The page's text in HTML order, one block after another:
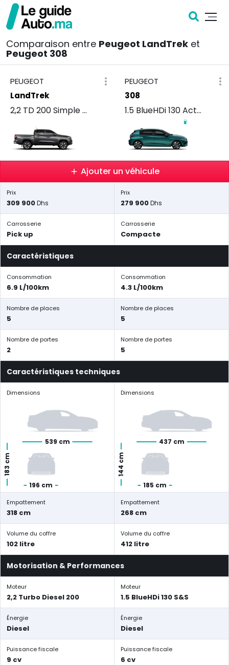
Comparaison entre Peugeot LandTrek et
Peugeot 308
PEUGEOT
LandTrek
2,2 TD 200 Simple Cabine 4x2 Pro
PEUGEOT
308
1.5 BlueHDi 130 Active
Ajouter un véhicule
Prix
309 900Dhs
Prix
279 900Dhs
Carrosserie
Pick up
Carrosserie
Compacte
Caractéristiques
Consommation
6.9 L/100km
Consommation
4.3 L/100km
Nombre de places
5
Nombre de places
5
Nombre de portes
2
Nombre de portes
5
Caractéristiques techniques
Dimensions
539 cm
196 cm
183 cm
Dimensions
437 cm
185 cm
144 cm
Empattement
318 cm
Empattement
268 cm
Volume du coffre
102 litre
Volume du coffre
412 litre
Motorisation & Performances
Moteur
2,2 Turbo Diesel 200
Moteur
1.5 BlueHDi 130 S&S
Énergie
Diesel
Énergie
Diesel
Puissance fiscale
9 cv
Puissance fiscale
6 cv